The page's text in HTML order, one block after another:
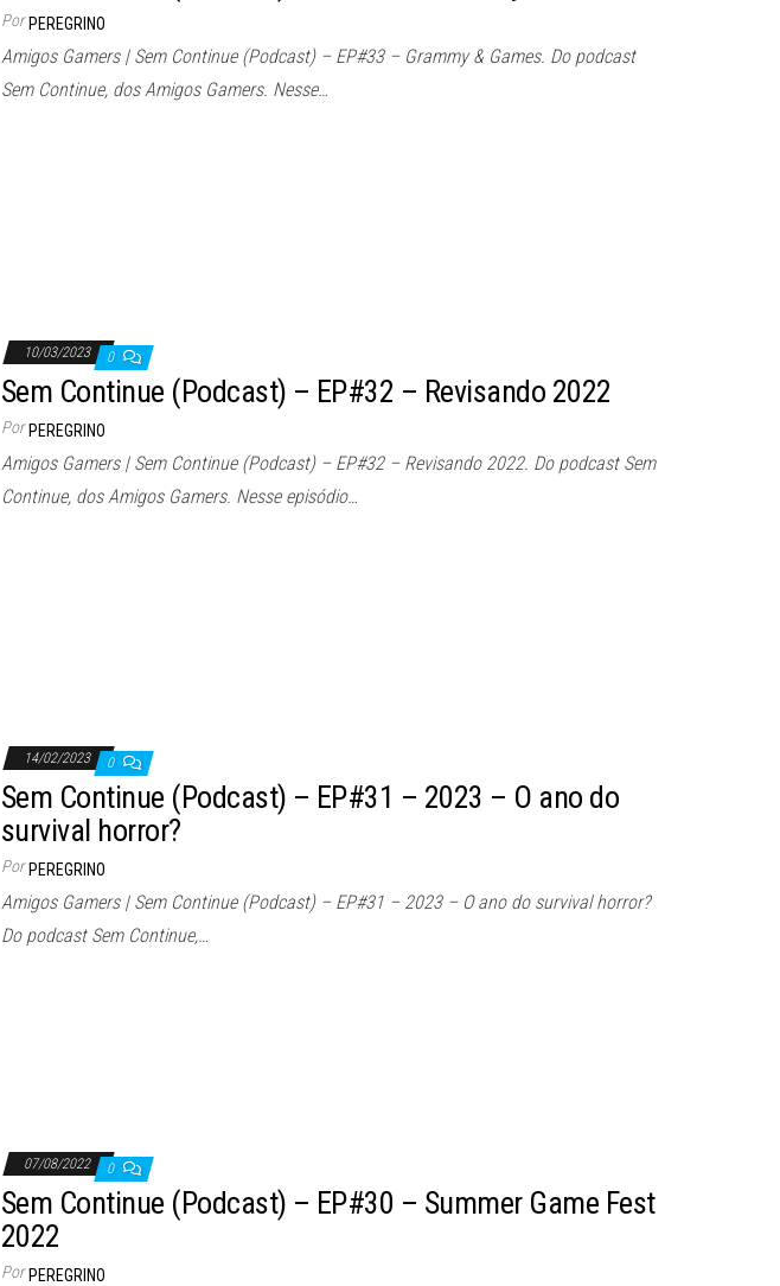
Por PEREGRINO
Amigos Gamers | Sem Continue (Podcast) – EP#33 – Grammy & Games. Do podcast
Sem Continue, dos Amigos Gamers. Nesse…
10/03/2023 0
Sem Continue (Podcast) – EP#32 – Revisando 2022
Por PEREGRINO
Amigos Gamers | Sem Continue (Podcast) – EP#32 – Revisando 2022. Do podcast Sem
Continue, dos Amigos Gamers. Nesse episódio…
14/02/2023 0
Sem Continue (Podcast) – EP#31 – 2023 – O ano do
survival horror?
Por PEREGRINO
Amigos Gamers | Sem Continue (Podcast) – EP#31 – 2023 – O ano do survival horror?
Do podcast Sem Continue,…
07/08/2022 0
Sem Continue (Podcast) – EP#30 – Summer Game Fest
2022
Por PEREGRINO